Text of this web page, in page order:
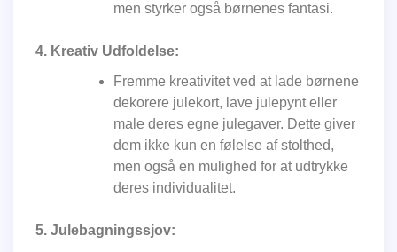
men styrker også børnenes fantasi.
4. Kreativ Udfoldelse:
Fremme kreativitet ved at lade børnene
dekorere julekort, lave julepynt eller
male deres egne julegaver. Dette giver
dem ikke kun en følelse af stolthed,
men også en mulighed for at udtrykke
deres individualitet.
5. Julebagningssjov: